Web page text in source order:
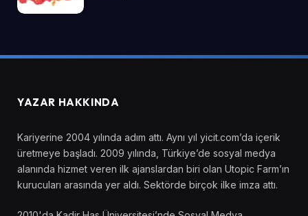
YAZAR HAKKINDA
Kariyerine 2004 yılında adım attı. Aynı yıl yicit.com’da içerik
üretmeye başladı. 2009 yılında, Türkiye’de sosyal medya
alanında hizmet veren ilk ajanslardan biri olan Utopic Farm’ın
kurucuları arasında yer aldı. Sektörde birçok ilke imza attı.